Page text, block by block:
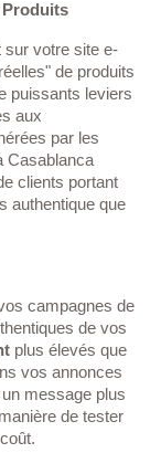
Produits
sur votre site e-
de produits
puissants leviers
aux
par les
Casablanca
clients portant
authentique que
campagnes de
de vos
plus élevés que
vos annonces
message plus
de tester